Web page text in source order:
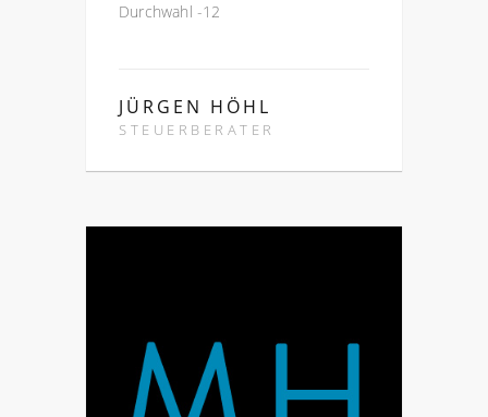
Durchwahl -12
JÜRGEN HÖHL
STEUERBERATER